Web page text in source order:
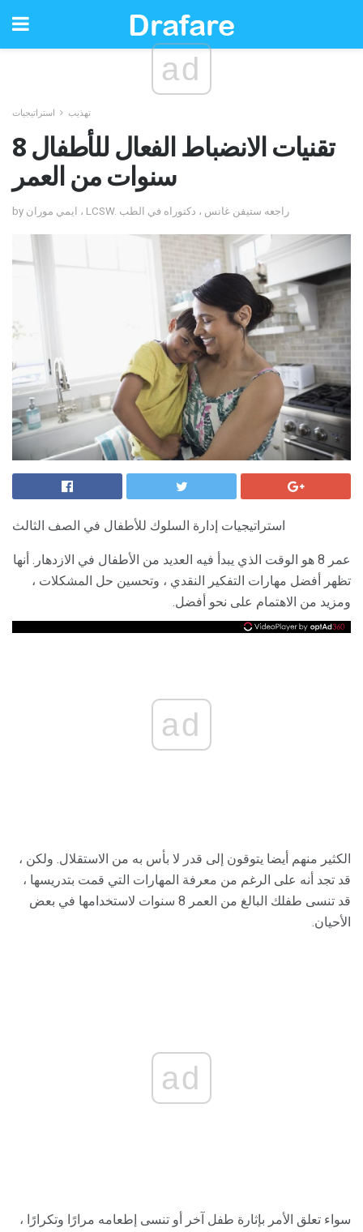
ad
تهذيب استراتيجيات
تقنيات الانضباط الفعال للأطفال 8
سنوات من العمر
by ايمي موران ، LCSW. راجعه ستيفن غانس ، دكتوراه في الطب
استراتيجيات إدارة السلوك للأطفال في الصف الثالث
عمر 8 هو الوقت الذي يبدأ فيه العديد من الأطفال في الازدهار. أنها
تظهر أفضل مهارات التفكير النقدي ، وتحسين حل المشكلات ،
ومزيد من الاهتمام على نحو أفضل.
ad
الكثير منهم أيضا يتوقون إلى قدر لا بأس به من الاستقلال. ولكن ،
قد تجد أنه على الرغم من معرفة المهارات التي قمت بتدريسها ،
قد تنسى طفلك البالغ من العمر 8 سنوات لاستخدامها في بعض
الأحيان.
ad
سواء تعلق الأمر بإثارة طفل آخر أو تنسى إطعامه مرارًا وتكرارًا ،